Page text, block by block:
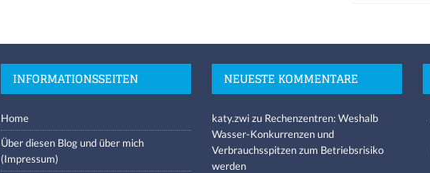
INFORMATIONSSEITEN
Home
Über diesen Blog und über mich
(Impressum)
NEUESTE KOMMENTARE
katy.zwizu Rechenzentren: Weshalb
Wasser-Konkurrenzen und
Verbrauchsspitzen zum Betriebsrisiko
werden